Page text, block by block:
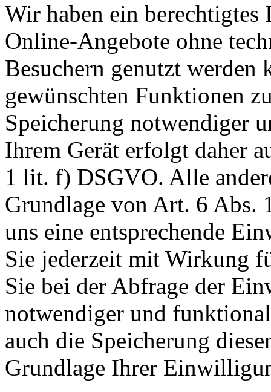
Wir haben ein berechtigtes
Online-Angebote ohne
Besuchern genutzt werden
gewünschten Funktionen
Speicherung notwendiger
Ihrem Gerät erfolgt daher
1 lit. f) DSGVO. Alle
Grundlage von Art. 6 Abs.
uns eine entsprechende
Sie jederzeit mit Wirkung
Sie bei der Abfrage der
notwendiger und
auch die Speicherung
Grundlage Ihrer